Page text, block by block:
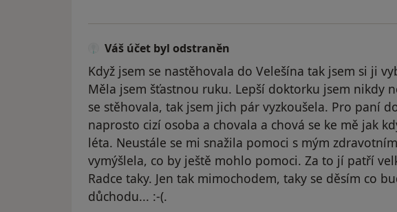
Váš účet byl odstraněn
Když jsem se nastěhovala do Velešína tak jsem si ji
Měla jsem šťastnou ruku. Lepší doktorku jsem nikdy
se stěhovala, tak jsem jich pár vyzkoušela. Pro paní
naprosto cizí osoba a chovala a chová se ke mě jak
léta. Neustále se mi snažila pomoci s mým
vymýšlela, co by ještě mohlo pomoci. Za to jí patří
Radce taky. Jen tak mimochodem, taky se děsím co
důchodu... :-(.